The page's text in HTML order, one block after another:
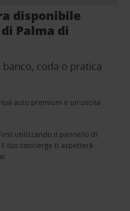
disponibile
Palma di
coda o pratica
tua auto premium e un'uscita
utilizzando il pannello di
tuo concierge ti aspetterà